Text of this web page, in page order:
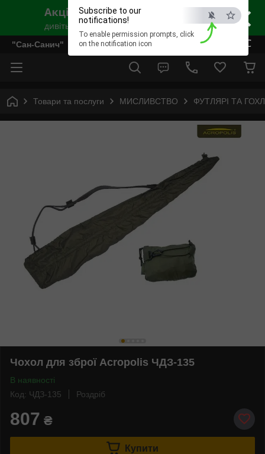
×
ESC
Subscribe to our
notifications!
To enable permission prompts, click
on the notification icon
"Сан-Санич"
Товари та послуги МИСЛИВСТВО ФУТЛЯРІ ТА
Чохол для зброї Acropolis ЧДЗ-135
В наявності
Код: ЧДЗ-135
Роздріб
807 ₴
Купити